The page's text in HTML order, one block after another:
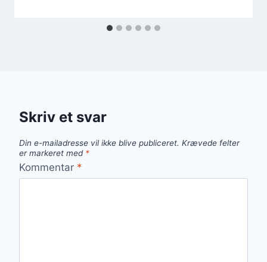
Skriv et svar
Din e-mailadresse vil ikke blive publiceret. Krævede felter
er markeret med *
Kommentar *